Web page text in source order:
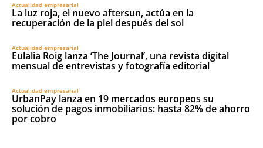
Actualidad empresarial
La luz roja, el nuevo aftersun, actúa en la
recuperación de la piel después del sol
Actualidad empresarial
Eulalia Roig lanza ‘The Journal’, una revista digital
mensual de entrevistas y fotografía editorial
Actualidad empresarial
UrbanPay lanza en 19 mercados europeos su
solución de pagos inmobiliarios: hasta 82% de ahorro
por cobro